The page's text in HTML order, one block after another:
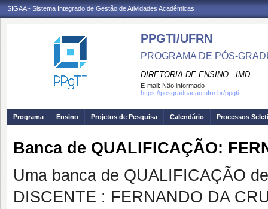
SIGAA - Sistema Integrado de Gestão de Atividades Acadêmicas
PPGTI/UFRN
PROGRAMA DE PÓS-
DIRETORIA DE ENSINO - IMD
E-mail: Não informado
https://posgraduacao.ufrn.br/ppgti
Programa Ensino Projetos de Pesquisa Calendário Processos
Banca de QUALIFICAÇÃO:
Uma banca de QUALIFICAÇÃO
DISCENTE : FERNANDO DA